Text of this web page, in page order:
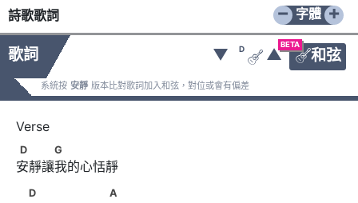
詩歌歌詞 − +
字體
歌詞
BETA
和弦
▼ D
 ▲
系統按 安靜 版本比對歌詞加入和弦，對位或會有偏差
D　　　G
D G
安靜讓我的心恬靜
D　　　　　      　A
D A